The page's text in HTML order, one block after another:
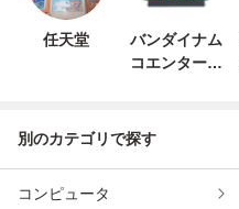
任天堂
バンダイナム
コエンターテ
別のカテゴリで探す
コンピュータ